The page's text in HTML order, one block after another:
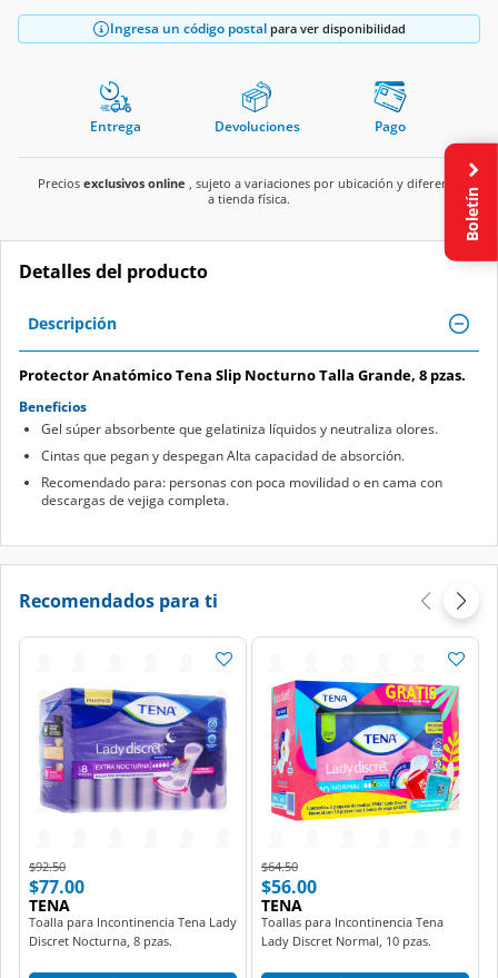
Ingresa un código postal para ver disponibilidad
Entrega Devoluciones Pago
Precios exclusivos online , sujeto a variaciones por ubicación y diferente
a tienda física.
Detalles del producto
Descripción
Protector Anatómico Tena Slip Nocturno Talla Grande, 8 pzas.
Beneficios
Gel súper absorbente que gelatiniza líquidos y neutraliza olores.
Cintas que pegan y despegan Alta capacidad de absorción.
Recomendado para: personas con poca movilidad o en cama con
descargas de vejiga completa.
Recomendados para ti
Price reduced from
$92.50to
$77.00
TENA
Toalla para Incontinencia Tena Lady
Discret Nocturna, 8 pzas.
Price reduced from
$64.50to
$56.00
TENA
Toallas para Incontinencia Tena
Lady Discret Normal, 10 pzas.
Boletín